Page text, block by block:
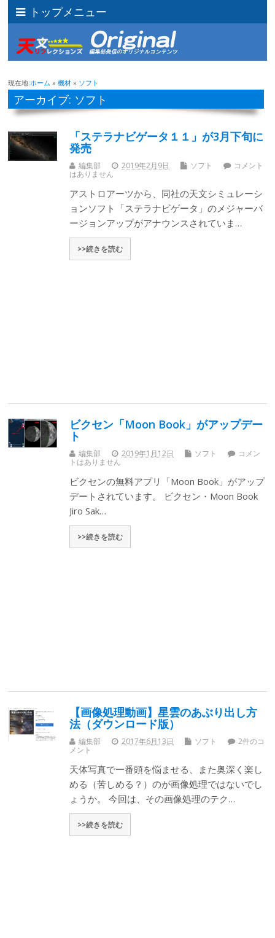
トップメニュー
現在地:ホーム »機材 » ソフト
アーカイブ: ソフト
「ステラナビゲータ１１」が3月下旬に
発売
編集部 2019年2月9日 ソフト
コメント
はありません
アストロアーツから、同社の天文シミュレーシ
ョンソフト「ステラナビゲータ」のメジャーバ
ージョンアップがアナウンスされていま…
>>続きを読む
ビクセン「Moon Book」がアップデー
ト
編集部 2019年1月12日 ソフト
コメン
トはありません
ビクセンの無料アプリ「Moon Book」がアップ
デートされています。 ビクセン・Moon Book
Jiro Sak…
>>続きを読む
【画像処理動画】星雲のあぶり出し方
法（ダウンロード版）
編集部 2017年6月13日 ソフト
2件のコ
メント
天体写真で一番頭を悩ませる、また奥深く楽し
める（苦しめる？）のが画像処理ではないでし
ょうか。 今回は、その画像処理のテク…
>>続きを読む